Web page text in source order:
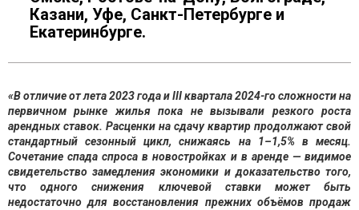
Казани, Уфе, Санкт-Петербурге и
Екатеринбурге.
«В отличие от лета 2023 года и III квартала 2024-го сложности на
первичном рынке жилья пока не вызывали резкого роста
арендных ставок. Расценки на сдачу квартир продолжают свой
стандартный сезонный цикл, снижаясь на 1–1,5% в месяц.
Сочетание спада спроса в новостройках и в аренде — видимое
свидетельство замедления экономики и доказательство того,
что одного снижения ключевой ставки может быть
недостаточно для восстановления прежних объёмов продаж